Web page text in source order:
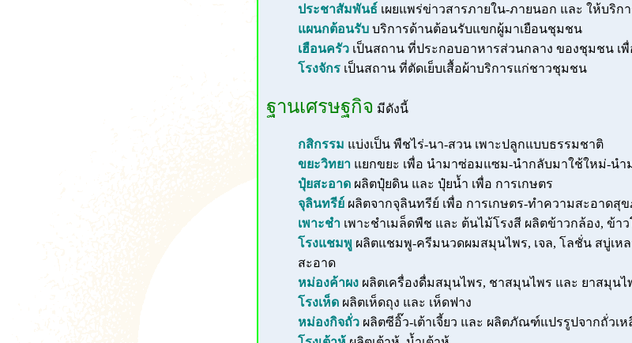
ประชาสัมพันธ์ เผยแพร่ข่าวสารภายใน-ภายนอก และ ให้บริก
แผนกต้อนรับ บริการด้านต้อนรับแขกผู้มาเยือนชุมชน
เฮือนครัวเป็นสถาน ที่ประกอบอาหารส่วนกลาง ของชุมชน เ
โรงจักรเป็นสถาน ที่ตัดเย็บเสื้อผ้าบริการแก่ชาวชุมชน
ฐานเศรษฐกิจ มีดังนี้
กสิกรรม แบ่งเป็น พืชไร่-นา-สวน เพาะปลูกแบบธรรมชาติ
ขยะวิทยา แยกขยะ เพื่อ นำมาซ่อมแซม-นำกลับมาใช้ใหม่-นำ
ปุ๋ยสะอาด ผลิตปุ๋ยดิน และ ปุ๋ยน้ำ เพื่อ การเกษตร
จุลินทรีย์ ผลิตจากจุลินทรีย์ เพื่อ การเกษตร-ทำความสะอาดสุ
เพาะชำ เพาะชำเมล็ดพืช และ ต้นไม้โรงสี ผลิตข้าวกล้อง, ข้าว
โรงแชมพู ผลิตแชมพู-ครีมนวดผมสมุนไพร, เจล, โลชั่น สบู่เห
สะอาด
หม่องค้าผงผลิตเครื่องดื่มสมุนไพร, ชาสมุนไพร และ ยาสมุนไ
โรงเห็ด ผลิตเห็ดถุง และ เห็ดฟาง
หม่องกิจถั่ว ผลิตซีอิ๊ว-เต้าเจี้ยว และ ผลิตภัณฑ์แปรรูปจากถั่วเห